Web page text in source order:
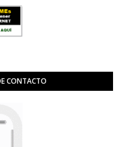
CONTACTO